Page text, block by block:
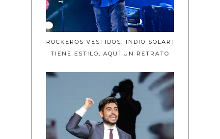
ROCKEROS VESTIDOS: INDIO SOLARI
TIENE ESTILO, AQUÍ UN RETRATO